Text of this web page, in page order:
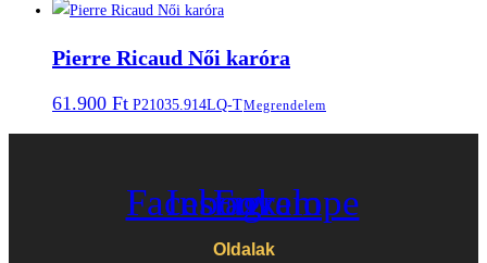
Pierre Ricaud Női karóra
61.900 Ft P21035.914LQ-TMegrendelem
Facebook
Instagram
Envelope
Oldalak